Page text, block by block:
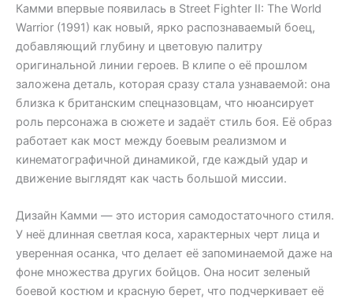
Камми впервые появилась в Street Fighter II: The World
Warrior (1991) как новый, ярко распознаваемый боец,
добавляющий глубину и цветовую палитру
оригинальной линии героев. В клипе о её прошлом
заложена деталь, которая сразу стала узнаваемой: она
близка к британским спецназовцам, что нюансирует
роль персонажа в сюжете и задаёт стиль боя. Её образ
работает как мост между боевым реализмом и
кинематографичной динамикой, где каждый удар и
движение выглядят как часть большой миссии.
Дизайн Камми — это история самодостаточного стиля.
У неё длинная светлая коса, характерных черт лица и
уверенная осанка, что делает её запоминаемой даже на
фоне множества других бойцов. Она носит зеленый
боевой костюм и красную берет, что подчеркивает её